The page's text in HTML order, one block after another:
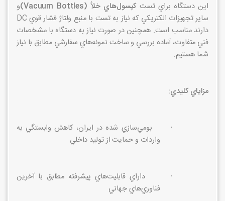
اين دستگاه براي تست كپسول‌هاي خلأ (Vacuum Bottles)و
ساير تجهيزات الكتريكي كه نياز به تست با منبع ولتاژ فشار قوي DC
دارند مناسب است. همچنين در صورت نياز به دستگاه با مشخصات
فني متفاوت، آماده بررسي و ساخت نمونه‌هاي سفارشي مطابق با نياز
شما هستيم.
مزاياي كليدي:
·
بومي‌سازي شده در ايران، كاهش وابستگي به
واردات و حمايت از توليد داخلي
·
داراي قابليت‌هاي پيشرفته مطابق با آخرين
فناوري‌هاي جهاني